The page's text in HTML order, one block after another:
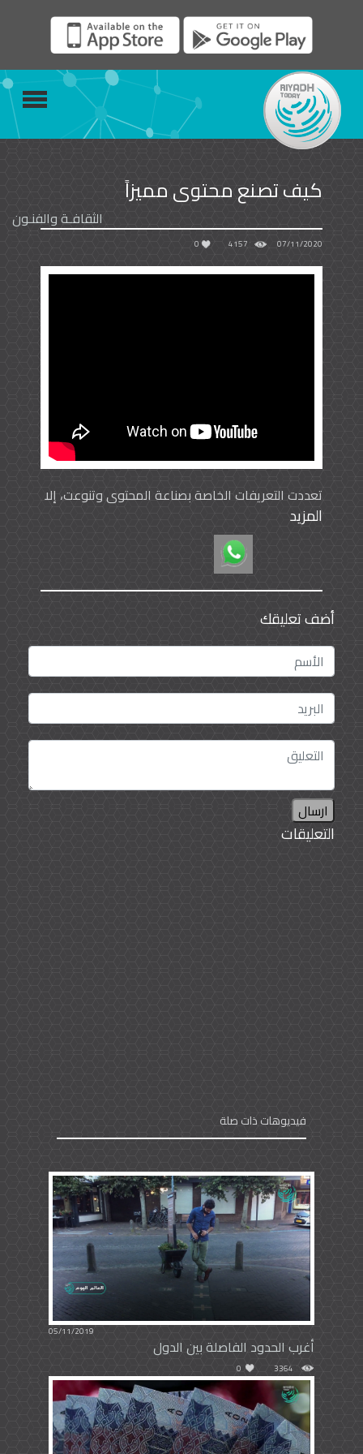
كيف تصنع محتوى مميزاً
الثقافـة والفنـون
07/11/2020
4157
0
تعددت التعريفات الخاصة بصناعة المحتوى وتنوعت، إلا
أنه بإمكاننا أن نختصرها بأن صناعة المحتوى تعتمد على
خلق الأفكار وانتقاء المفردات والجمل والرسائل
الفكرية والنصيّة لإيصالها للمتلقي بشكل مميز
ومختلف.
حيث نلاحظ أن هناك تنافساً واهتماماً من المسؤولين
في قسم التسويق بالمحتوى المقدم للوصول إلى
أفضل الطرق للتواصل مع الجمهور المستهدف
ومحاولة التأثير الإيجابي من ناحية التنوع في أساليب
النشر ومراعاة الجودة والوضوح للعملاء للوصول إلى
نقطة الهدف.
ولكي تصنع محتوى مميزاً لا بد أن تمر بخمس مراحل
مهمة وهي مرحلة تحديد الهدف وماذا أريد من ذلك
بعد ذلك تحديد الفئة المستهدفة ثم المرور إلى تحديد
نوعية المحتوى سواء كان فيديو أو صورة أو مقال بعد
ذلك نشر المحتوى بجدول زمني مرتب كل أسبوع أو
يومين وختاماً مراقبة ردود فعل المستخدمين وتدوين
الملاحظات وأهم النقاط من الفئة المستهدفة، وأيضاً
اختيار نوعية الجمهور والصيانة وتعديل الملاحظات
بشكل مستمر.
المزيد
أضف تعليقك
ارسال
التعليقات
فيديوهات ذات صلة
05/11/2019
أغرب الحدود الفاصلة بين الدول
3364
0